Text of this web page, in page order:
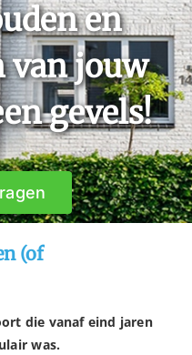
en
van jouw
gevels!
(of
die vanaf eind jaren
was.